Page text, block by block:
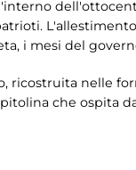
i mesi del
ricostruita nelle
che ospita